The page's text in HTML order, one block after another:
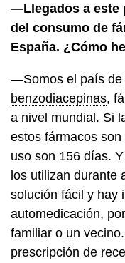
—Llegados a este
del consumo de
España. ¿Cómo
—Somos el país de
benzodiacepinas,
a nivel mundial. Si
estos fármacos
uso son 156 días.
los utilizan durante
solución fácil y hay
automedicación,
familiar o un
prescripción de